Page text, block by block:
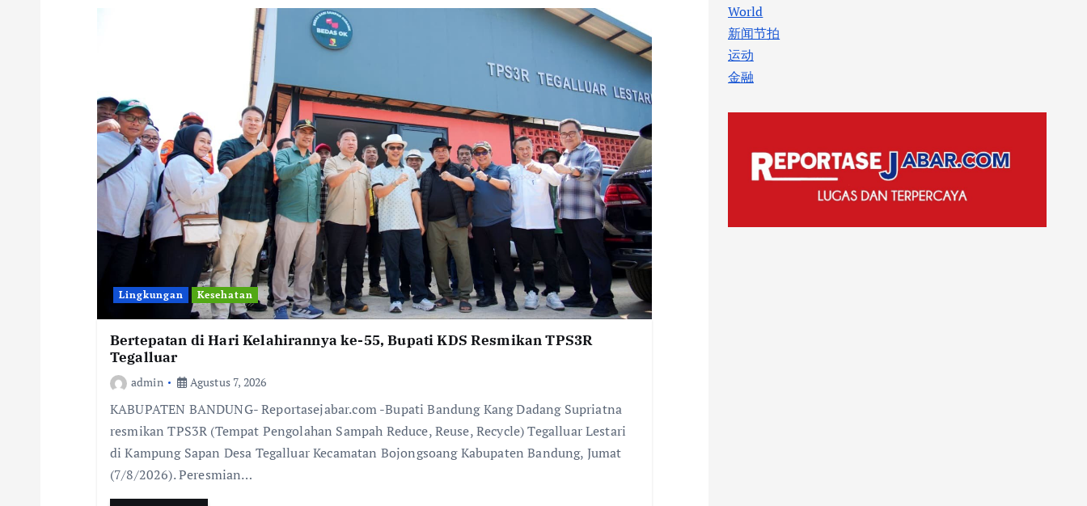
Lingkungan Kesehatan
Bertepatan di Hari Kelahirannya ke-55, Bupati KDS Resmikan TPS3R
Tegalluar
admin Agustus 7, 2026
KABUPATEN BANDUNG- Reportasejabar.com -Bupati Bandung Kang Dadang Supriatna
resmikan TPS3R (Tempat Pengolahan Sampah Reduce, Reuse, Recycle) Tegalluar Lestari
di Kampung Sapan Desa Tegalluar Kecamatan Bojongsoang Kabupaten Bandung, Jumat
(7/8/2026). Peresmian…
World
新闻节拍
运动
金融